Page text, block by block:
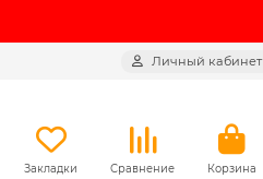
Личный кабинет
Закладки Сравнение Корзина